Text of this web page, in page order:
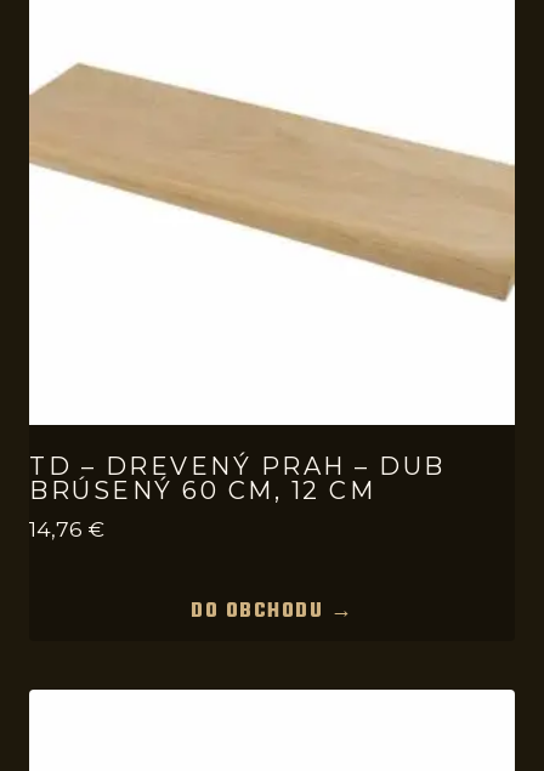
TD – DREVENÝ PRAH – DUB
BRÚSENÝ 60 CM, 12 CM
14,76 €
DO OBCHODU →